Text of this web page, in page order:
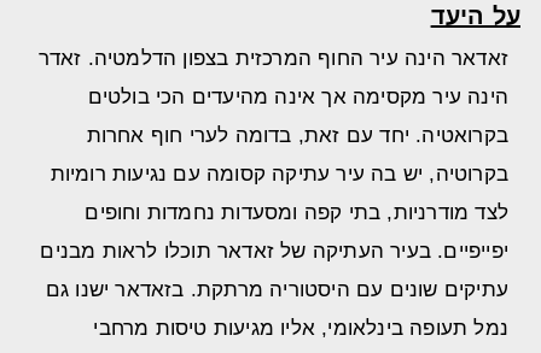
על היעד
זאדאר הינה עיר החוף המרכזית בצפון הדלמטיה. זאדר
הינה עיר מקסימה אך אינה מהיעדים הכי בולטים
בקרואטיה. יחד עם זאת, בדומה לערי חוף אחרות
בקרוטיה, יש בה עיר עתיקה קסומה עם נגיעות רומיות
לצד מודרניות, בתי קפה ומסעדות נחמדות וחופים
יפייפיים. בעיר העתיקה של זאדאר תוכלו לראות מבנים
עתיקים שונים עם היסטוריה מרתקת. בזאדאר ישנו גם
נמל תעופה בינלאומי, אליו מגיעות טיסות מרחבי